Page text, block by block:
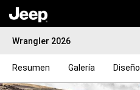
Wrangler 2026
Resumen Galería Diseño